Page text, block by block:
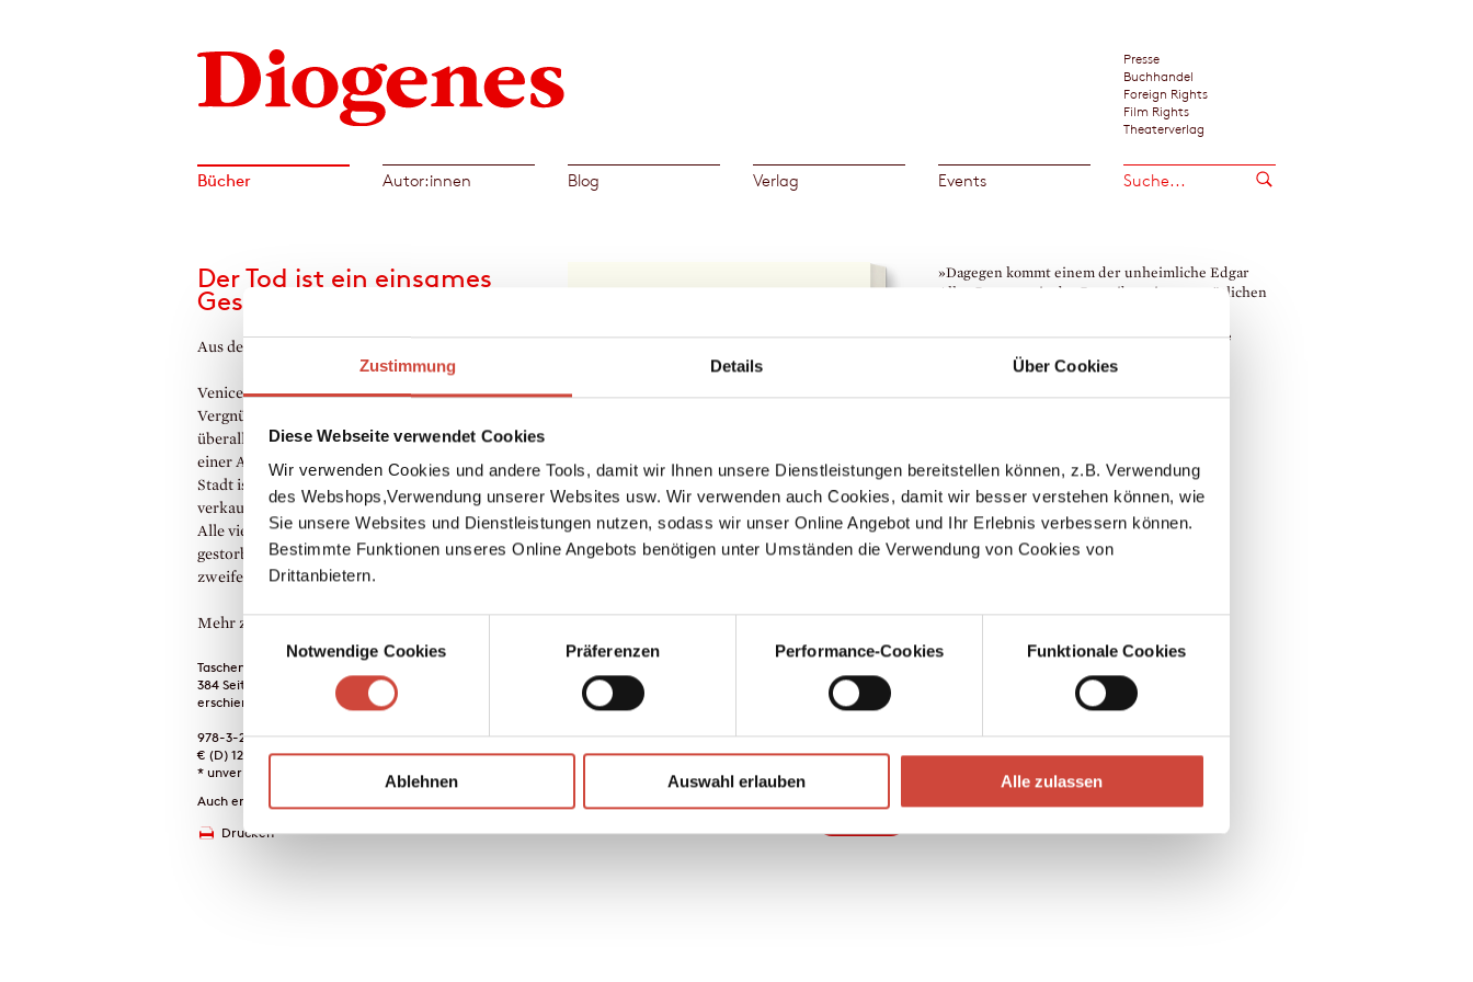
Zustimmung Details Über Cookies
Diese Webseite verwendet Cookies
Wir verwenden Cookies und andere Tools, damit wir Ihnen unsere Dienstleistungen bereitstellen können, z.B. Verwendung
des Webshops,Verwendung unserer Websites usw. Wir verwenden auch Cookies, damit wir besser verstehen können, wie
Sie unsere Websites und Dienstleistungen nutzen, sodass wir unser Online Angebot und Ihr Erlebnis verbessern können.
Bestimmte Funktionen unseres Online Angebots benötigen unter Umständen die Verwendung von Cookies von
Drittanbietern.
Einwilligungsauswahl
Notwendige Cookies
Präferenzen Performance-Cookies Funktionale Cookies
Ablehnen Auswahl erlauben Alle zulassen
Presse
Buchhandel
Foreign Rights
Film Rights
Theaterverlag
Bücher Autor:innen Blog Verlag Events
Download Bilddatei
Der Tod ist ein einsames
Geschäft
Aus dem Amerikanischen von Jürgen Bauer
Venice, Kalifornien, 1949. Das große
Vergnügungsviertel wird abgerissen. Der Tod ist
überall. Im Kanal wird eine Leiche gefunden, in
einer Absteige eine zweite. Am anderen Ende der
Stadt ist die alte Dame, die einst Kanarienfutter
verkaufte, tot; tot wie die Diva Fannie Florianna.
Alle vier könnten eines zufälligen Todes
gestorben sein, aber zumindest zwei Leute
zweifeln daran…
Mehr zum Inhalt
Taschenbuch
384 Seiten
erschienen am 20. Juni 1989
978-3-257-21774-2
€ (D) 12.00 / sFr 16.00* / € (A) 12.40
* unverb. Preisempfehlung
Auch erhältlich als
Drucken
»Dagegen kommt einem der unheimliche Edgar
Allan Poe vor wie der Betreiber einer gemütlichen
Christian Göldenboog / Frankfurter Neue Presse
Ray Bradbury